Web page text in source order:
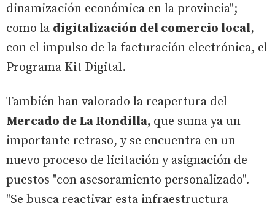
dinamización económica en la provincia";
como la digitalización del comercio local,
con el impulso de la facturación electrónica, el
Programa Kit Digital.
También han valorado la reapertura del
Mercado de La Rondilla, que suma ya un
importante retraso, y se encuentra en un
nuevo proceso de licitación y asignación de
puestos "con asesoramiento personalizado".
"Se busca reactivar esta infraestructura